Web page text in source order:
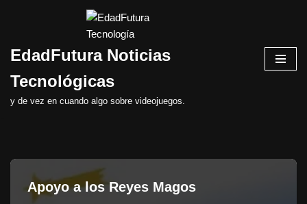
al
EdadFutura Noticias
Tecnológicas
y de vez en cuando algo sobre videojuegos.
Apoyo a los Reyes Magos